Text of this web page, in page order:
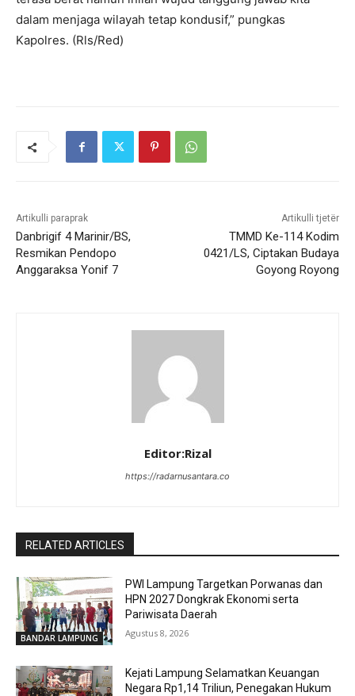
dalam menjaga wilayah tetap kondusif,” pungkas
Kapolres. (Rls/Red)
Artikulli paraprak
Danbrigif 4 Marinir/BS,
Resmikan Pendopo
Anggaraksa Yonif 7
Artikulli tjetër
TMMD Ke-114 Kodim
0421/LS, Ciptakan Budaya
Goyong Royong
Editor:Rizal
https://radarnusantara.co
RELATED ARTICLES
BANDAR LAMPUNG
PWI Lampung Targetkan Porwanas dan
HPN 2027 Dongkrak Ekonomi serta
Pariwisata Daerah
Agustus 8, 2026
Kejati Lampung Selamatkan Keuangan
Negara Rp1,14 Triliun, Penegakan Hukum